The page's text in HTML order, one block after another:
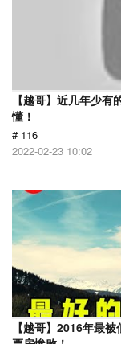
【越哥】近几年少
懂！
# 116
2022-02-23 10:02
【越哥】2016年最